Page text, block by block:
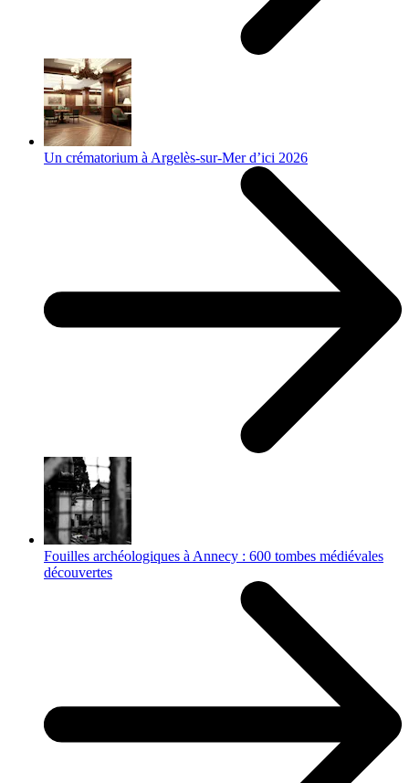
Un crématorium à Argelès-sur-Mer d’ici 2026
Fouilles archéologiques à Annecy : 600 tombes médiévales
découvertes